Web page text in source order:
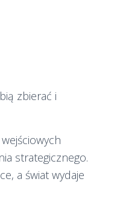
zbierać i
strategicznego.
a świat wydaje